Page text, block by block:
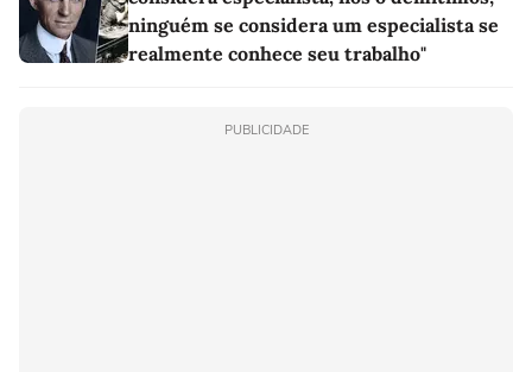
ninguém se considera um especialista se
realmente conhece seu trabalho"
PUBLICIDADE